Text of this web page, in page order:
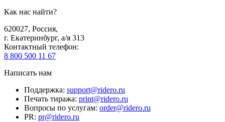
Как нас найти?
620027, Россия,
г. Екатеринбург, а/я 313
Контактный телефон:
8 800 500 11 67
Написать нам
Поддержка: support@ridero.ru
Печать тиража: print@ridero.ru
Вопросы по услугам: order@ridero.ru
PR: pr@ridero.ru